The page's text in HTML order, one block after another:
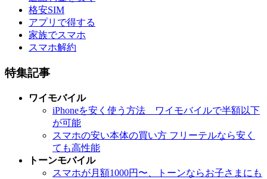
格安SIM
アプリで得する
家族でスマホ
スマホ解約
特集記事
ワイモバイル
iPhoneを安く使う方法 ワイモバイルで半額以下
が可能
スマホの安い本体の買い方 フリーテルなら安く
ても高性能
トーンモバイル
スマホが月額1000円〜、トーンならお子さまにも